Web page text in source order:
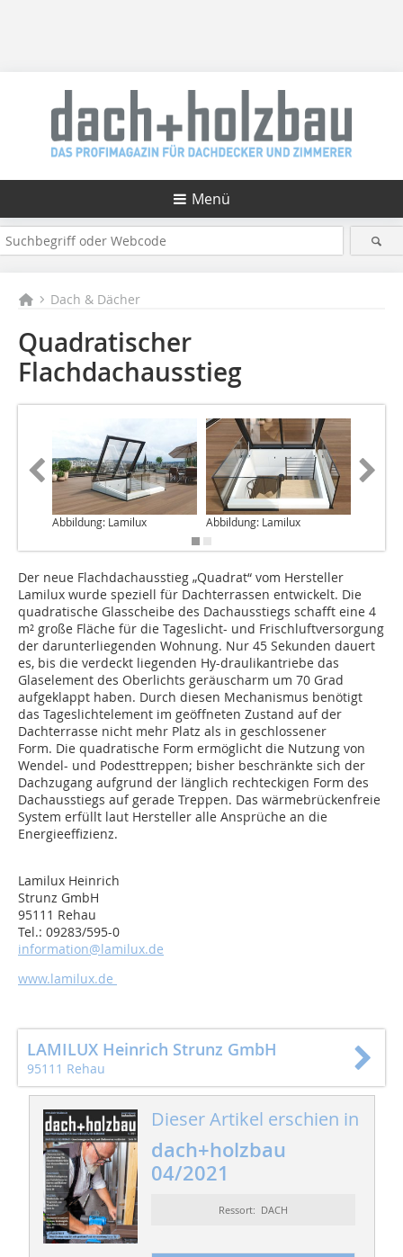
Menü
Dach & Dächer
Quadratischer
Flachdachausstieg
Abbildung: Lamilux Abbildung: Lamilux
Der neue Flachdachausstieg „Quadrat“ vom Hersteller
Lamilux wurde speziell für Dachterrassen entwickelt. Die
quadratische Glasscheibe des Dachausstiegs schafft eine 4
m² große Fläche für die Tageslicht- und Frischluftversorgung
der darunterliegenden Wohnung. Nur 45 Sekunden dauert
es, bis die verdeckt liegenden Hy-draulikantriebe das
Glaselement des Oberlichts geräuscharm um 70 Grad
aufgeklappt haben. Durch diesen Mechanismus benötigt
das Tageslichtelement im geöffneten Zustand auf der
Dachterrasse nicht mehr Platz als in geschlossener
Form. Die quadratische Form ermöglicht die Nutzung von
Wendel- und Podesttreppen; bisher beschränkte sich der
Dachzugang aufgrund der länglich rechteckigen Form des
Dachausstiegs auf gerade Treppen. Das wärmebrückenfreie
System erfüllt laut Hersteller alle Ansprüche an die
Energieeffizienz.
Lamilux Heinrich
Strunz GmbH
95111 Rehau
Tel.: 09283/595-0
information@lamilux.de
www.lamilux.de
LAMILUX Heinrich Strunz GmbH
95111 Rehau
Dieser Artikel erschien in
dach+holzbau
04/2021
Ressort: DACH